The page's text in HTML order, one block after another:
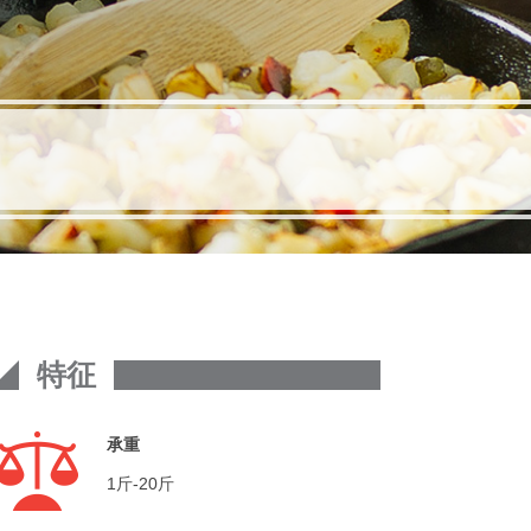
特征
承重
1斤-20斤